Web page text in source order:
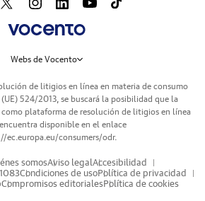
Webs de Vocento
de litigios en línea en materia de consumo
524/2013, se buscará la posibilidad que la
plataforma de resolución de litigios en línea
disponible en el enlace
ec.europa.eu/consumers/odr.
somosAviso legalAccesibilidad
Condiciones de usoPolítica de privacidad
Compromisos editorialesPolítica de cookies